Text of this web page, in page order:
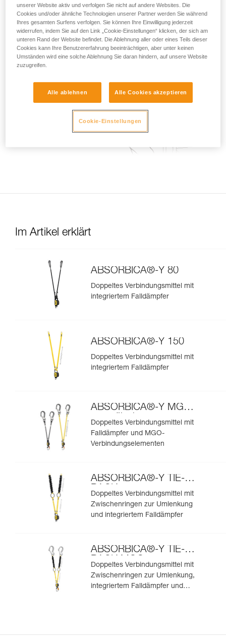
Im Artikel erklärt
ABSORBICA®-Y 80
Doppeltes Verbindungsmittel mit
integriertem Falldämpfer
ABSORBICA®-Y 150
Doppeltes Verbindungsmittel mit
integriertem Falldämpfer
ABSORBICA®-Y MGO
europäische
Ausführung
Doppeltes Verbindungsmittel mit
Falldämpfer und MGO-
Verbindungselementen
ABSORBICA®-Y TIE-
BACK
Doppeltes Verbindungsmittel mit
Zwischenringen zur Umlenkung
und integriertem Falldämpfer
ABSORBICA®-Y TIE-
BACK MGO
Doppeltes Verbindungsmittel mit
Zwischenringen zur Umlenkung,
integriertem Falldämpfer und
unserer Website aktiv und verfolgen Sie nicht auf andere Websites. Die
Cookies und/oder ähnliche Technologien unserer Partner werden Sie während
Ihres gesamten Surfens verfolgen. Sie können Ihre Einwilligung jederzeit
widerrufen, indem Sie auf den Link „Cookie-Einstellungen“ klicken, der sich am
unteren Rand der Website befindet. Die Ablehnung aller oder eines Teils dieser
Cookies kann Ihre Benutzererfahrung beeinträchtigen, aber unter keinen
Umständen wird eine solche Ablehnung Sie daran hindern, auf unsere Website
zuzugreifen.
Alle ablehnen Alle Cookies akzeptieren
Cookie-Einstellungen